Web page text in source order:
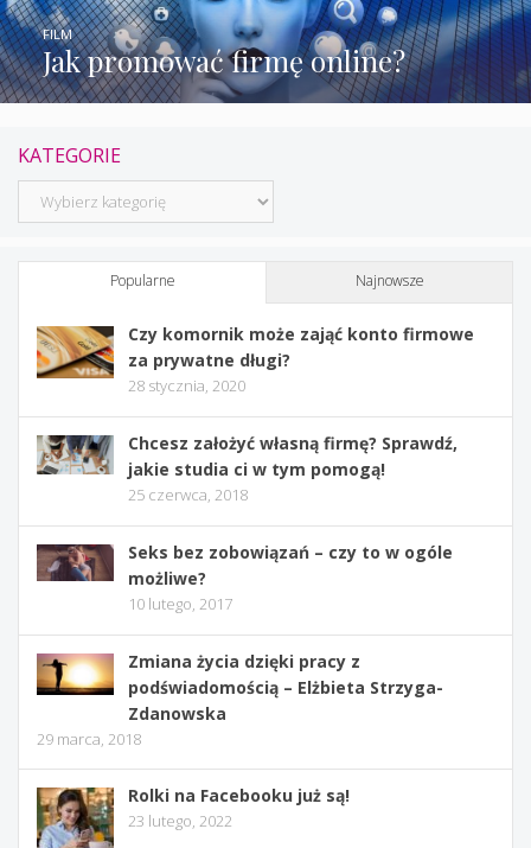
Jak promować firmę online?
FILM
KATEGORIE
Kategorie
Popularne Najnowsze
Czy komornik może zająć konto firmowe
za prywatne długi?
28 stycznia, 2020
Chcesz założyć własną firmę? Sprawdź,
jakie studia ci w tym pomogą!
25 czerwca, 2018
Seks bez zobowiązań – czy to w ogóle
możliwe?
10 lutego, 2017
Zmiana życia dzięki pracy z
podświadomością – Elżbieta Strzyga-
Zdanowska
29 marca, 2018
Rolki na Facebooku już są!
23 lutego, 2022